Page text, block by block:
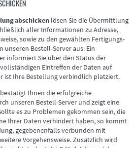
abschicken lösen Sie die Übermittlung
aller Informationen zu Adresse,
sowie zu den gewählten Fertigungs-
unseren Bestell-Server aus. Ein
informiert Sie über den Status der
Eintreffen der Daten auf
ist Ihre Bestellung verbindlich platziert.
Ihnen die erfolgreiche
unseren Bestell-Server und zeigt eine
es zu Problemen gekommen sein, die
Ihrer Daten verhindert haben, so kommt
gegebenenfalls verbunden mit
Vorgehensweise. Zusätzlich wird